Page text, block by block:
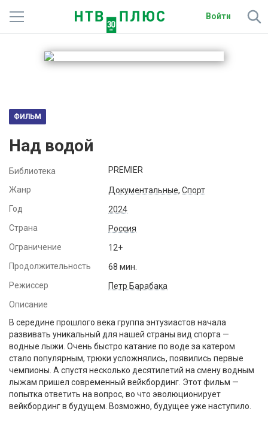
Войти
Телеканалы
Спутниковым абонентам
О сайте
Активировать промокод
ФИЛЬМ
Над водой
Библиотека PREMIER
Жанр Документальные, Спорт
Год
2024
Страна
Россия
Ограничение
12+
Продолжительность
68 мин.
Режиссер
Петр Барабака
Описание
В середине прошлого века группа энтузиастов начала
развивать уникальный для нашей страны вид спорта —
водные лыжи. Очень быстро катание по воде за катером
стало популярным, трюки усложнялись, появились первые
чемпионы. А спустя несколько десятилетий на смену водным
лыжам пришел современный вейкбординг. Этот фильм —
попытка ответить на вопрос, во что эволюционирует
вейкбординг в будущем. Возможно, будущее уже наступило.